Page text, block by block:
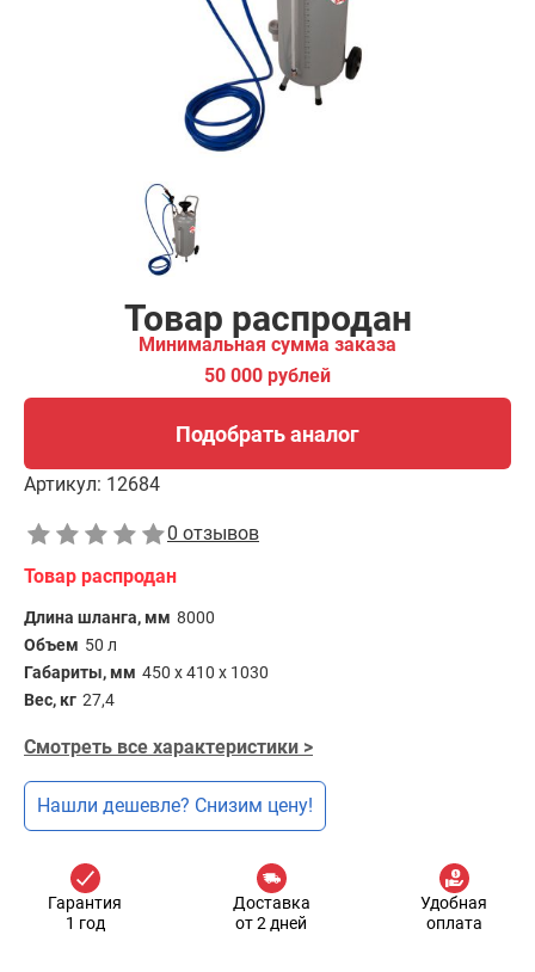
Товар распродан
Минимальная сумма заказа
50 000 рублей
Подобрать аналог
Артикул: 12684
0 отзывов
Товар распродан
Длина шланга, мм 8000
Объем 50 л
Габариты, мм 450 х 410 х 1030
Вес, кг 27,4
Смотреть все характеристики >
Нашли дешевле? Снизим цену!
Гарантия
1 год
Доставка
от 2 дней
Удобная
оплата
Подобрать аналог